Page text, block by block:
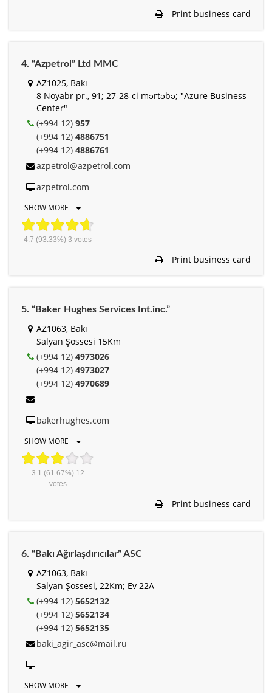
Print business card
4. “Azpetrol” Ltd MMC
AZ1025, Bakı
8 Noyabr pr., 91; 27-28-ci mərtəbə; "Azure Business
Center"
(+994 12) 957
(+994 12) 4886751
(+994 12) 4886761
azpetrol@azpetrol.com
azpetrol.com
SHOW MORE
4.7 (93.33%) 3 votes
Print business card
5. “Baker Hughes Services Int.inc.”
AZ1063, Bakı
Salyan Şossesi 15Km
(+994 12) 4973026
(+994 12) 4973027
(+994 12) 4970689
bakerhughes.com
SHOW MORE
3.1 (61.67%) 12
votes
Print business card
6. “Bakı Ağırlaşdırıcılar” ASC
AZ1063, Bakı
Salyan Şossesi, 22Km; Ev 22A
(+994 12) 5652132
(+994 12) 5652134
(+994 12) 5652135
baki_agir_asc@mail.ru
SHOW MORE